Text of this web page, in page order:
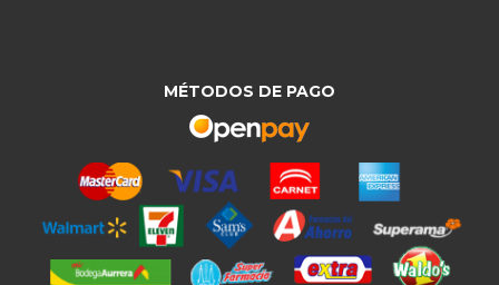
MÉTODOS DE PAGO